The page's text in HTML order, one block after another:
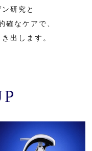
研究と
確なケアで、
出します。